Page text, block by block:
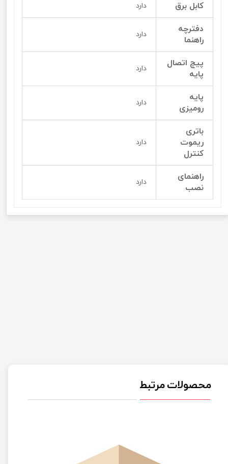
کابل برق دارد
دفترچه
راهنما
دارد
پیچ اتصال
پایه
دارد
پایه
رومیزی
دارد
باتری
ریموت
کنترل
دارد
راهنمای
نصب
دارد
محصولات مرتبط